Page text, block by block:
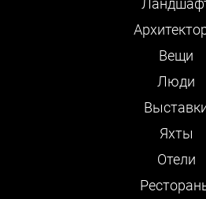
Вещи
Люди
Яхты
Отели